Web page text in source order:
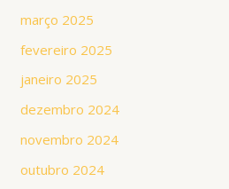
março 2025
fevereiro 2025
janeiro 2025
dezembro 2024
novembro 2024
outubro 2024